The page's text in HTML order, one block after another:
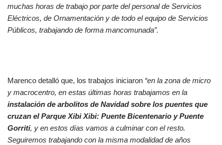
muchas horas de trabajo por parte del personal de Servicios
Eléctricos, de Ornamentación y de todo el equipo de Servicios
Públicos, trabajando de forma mancomunada”.
Marenco detalló que, los trabajos iniciaron “en la zona de micro
y macrocentro, en estas últimas horas trabajamos en la
instalación de arbolitos de Navidad sobre los puentes que
cruzan el Parque Xibi Xibi: Puente Bicentenario y Puente
Gorriti, y en estos días vamos a culminar con el resto.
Seguiremos trabajando con la misma modalidad de años